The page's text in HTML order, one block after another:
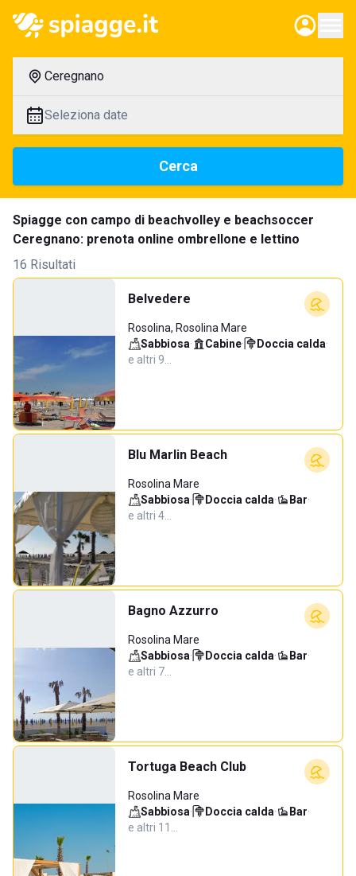
Ceregnano
Seleziona date
Cerca
Spiagge con campo di beachvolley e beachsoccer
Ceregnano: prenota online ombrellone e lettino
16 Risultati
Belvedere
Rosolina, Rosolina Mare
Sabbiosa· Cabine· Doccia calda·
e altri 9…
Blu Marlin Beach
Rosolina Mare
Sabbiosa· Doccia calda· Bar·
e altri 4…
Bagno Azzurro
Rosolina Mare
Sabbiosa· Doccia calda· Bar·
e altri 7…
Tortuga Beach Club
Rosolina Mare
Sabbiosa· Doccia calda· Bar·
e altri 11…